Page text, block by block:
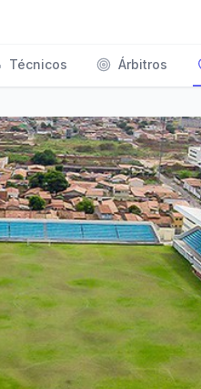
Técnicos Árbitros